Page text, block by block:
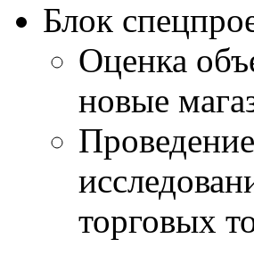
Блок
Оценка
новые
торговых